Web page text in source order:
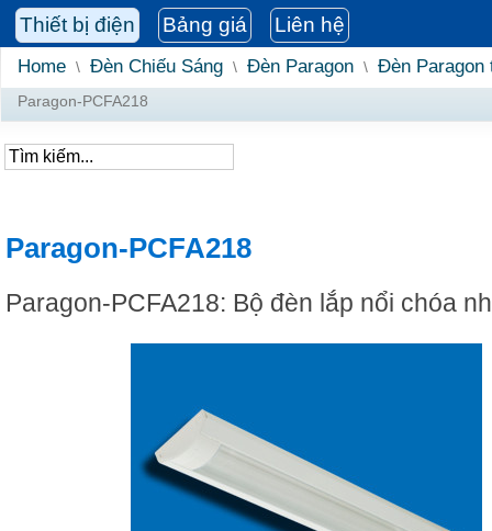
Thiết bị điện Bảng giá Liên hệ
Home \ Đèn Chiếu Sáng \ Đèn Paragon \ Đèn Paragon
Paragon-PCFA218
Paragon-PCFA218
Paragon-PCFA218: Bộ đèn lắp nổi chóa